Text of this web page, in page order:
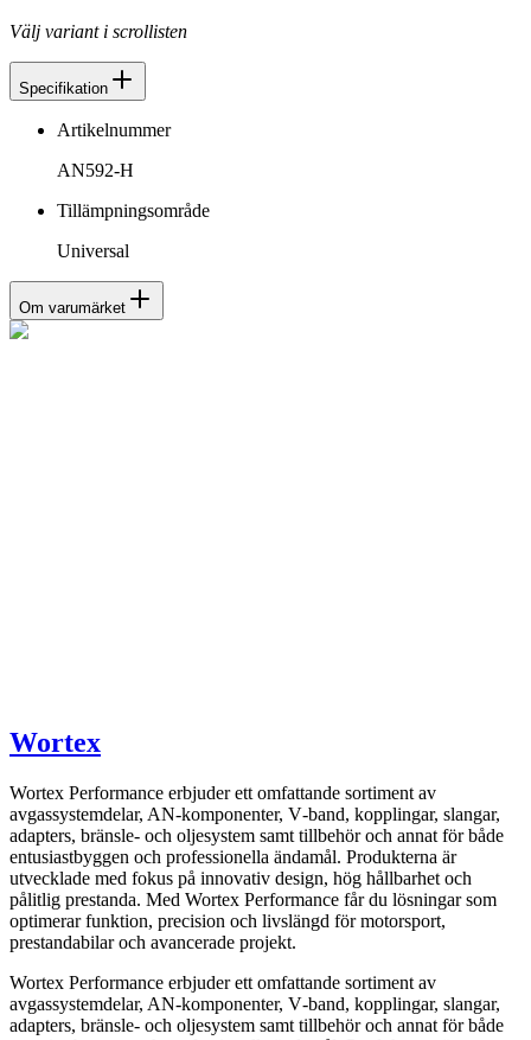
Välj variant i scrollisten
Specifikation
Artikelnummer
AN592-H
Tillämpningsområde
Universal
Om varumärket
Wortex
Wortex Performance erbjuder ett omfattande sortiment av
avgassystemdelar, AN-komponenter, V‑band, kopplingar, slangar,
adapters, bränsle- och oljesystem samt tillbehör och annat för både
entusiastbyggen och professionella ändamål. Produkterna är
utvecklade med fokus på innovativ design, hög hållbarhet och
pålitlig prestanda. Med Wortex Performance får du lösningar som
optimerar funktion, precision och livslängd för motorsport,
prestandabilar och avancerade projekt.
Wortex Performance erbjuder ett omfattande sortiment av
avgassystemdelar, AN-komponenter, V‑band, kopplingar, slangar,
adapters, bränsle- och oljesystem samt tillbehör och annat för både